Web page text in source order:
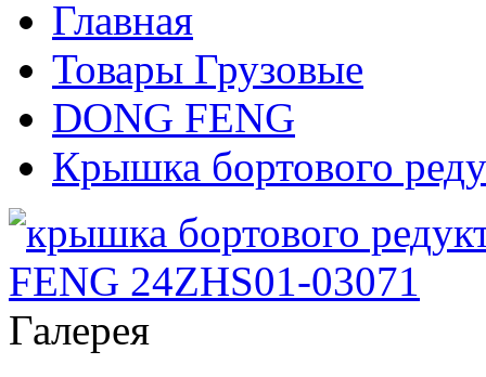
Главная
Товары Грузовые
DONG FENG
Крышка бортового
Галерея